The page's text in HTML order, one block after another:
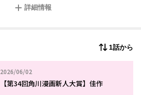
詳細情報
1話から
2026/06/02
2026年06月02日
【第34回角川漫画新人大賞】佳作